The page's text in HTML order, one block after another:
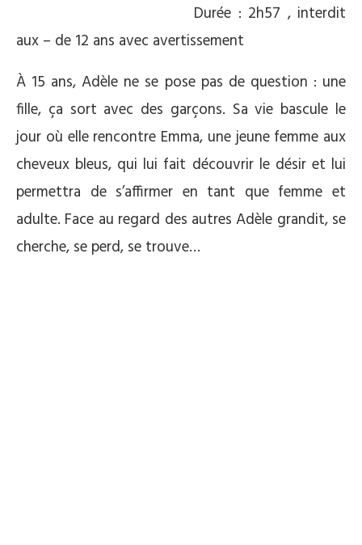
Durée : 2h57 , interdit
aux – de 12 ans avec avertissement
À 15 ans, Adèle ne se pose pas de question : une
fille, ça sort avec des garçons. Sa vie bascule le
jour où elle rencontre Emma, une jeune femme aux
cheveux bleus, qui lui fait découvrir le désir et lui
permettra de s’affirmer en tant que femme et
adulte. Face au regard des autres Adèle grandit, se
cherche, se perd, se trouve…